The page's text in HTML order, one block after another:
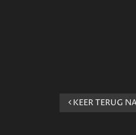
KEER TERUG